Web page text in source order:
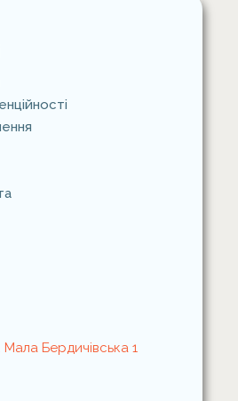
Бердичівська 1